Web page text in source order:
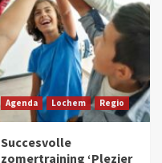
Agenda Lochem Regio
Succesvolle
zomertraining ‘Plezier